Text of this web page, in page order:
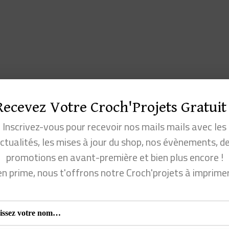
options
être
choisies
sur
la
page
produit
Les
peuvent
être
choisies
sur
page
choisies
du
Votre Croch'Projets Gratuit
Inscrivez-vous pour recevoir nos mails mails avec les
les mises à jour du shop, nos évènements,
promotions en avant-première et bien plus encore !
prime, nous t'offrons notre Croch'projets à